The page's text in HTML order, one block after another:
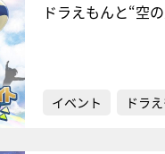
ドラえもんと“空
イベント ドラ